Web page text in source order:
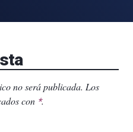
no será publicada. Los
con *.